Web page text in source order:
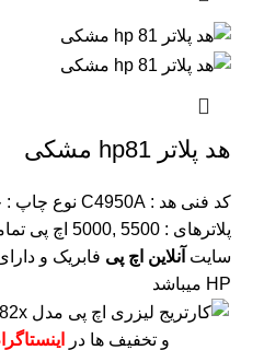
هد پلاتر hp81 مشکی
کد فنی هد : C4950A نوع چاپ :
پلاترهای : 5500 ,5000 اچ پی
سایت آنلاین اچ پی فابریک و
HP میباشد
و تخفیف ها در